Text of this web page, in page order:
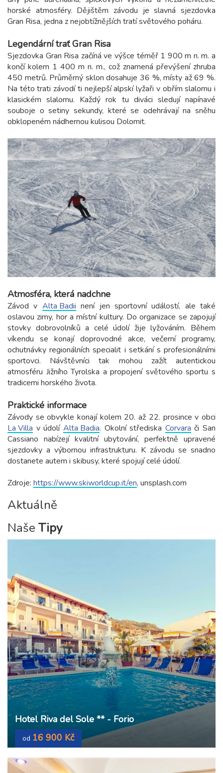
horské atmosféry. Dějištěm závodu je slavná sjezdovka
Gran Risa, jedna z nejobtížnějších tratí světového poháru.
Legendární trať Gran Risa
Sjezdovka Gran Risa začíná ve výšce téměř 1 900 m n. m. a
končí kolem 1 400 m n. m., což znamená převýšení zhruba
450 metrů. Průměrný sklon dosahuje 36 %, místy až 69 %.
Na této trati závodí ti nejlepší alpskí lyžaři v obřím slalomu i
klasickém slalomu. Každý rok tu diváci sledují napínavé
souboje o setiny sekundy, které se odehrávají na sněhu
obklopeném nádhernou kulisou Dolomit.
Atmosféra, která nadchne
Závod v Alta Badii není jen sportovní událostí, ale také
oslavou zimy, hor a místní kultury. Do organizace se zapojují
stovky dobrovolníků a celé údolí žije lyžováním. Během
víkendu se konají doprovodné akce, večerní programy,
ochutnávky regionálních specialit i setkání s profesionálními
sportovci. Návštěvníci tak mohou zažít autentickou
atmosféru Jižního Tyrolska a propojení světového sportu s
tradicemi horského života.
Praktické informace
Závody se obvykle konají kolem 20. až 22. prosince v obci
La Villa v údolí Alta Badia. Okolní střediska Corvara či San
Cassiano nabízejí kvalitní ubytování, perfektně upravené
sjezdovky a výbornou infrastrukturu. K závodu se snadno
dostanete autem i skibusy, které spojují celé údolí.
Zdroje: https://www.skiworldcup.it/en, unsplash.com
Aktuálně
Naše Tipy
Hotel Riva del Sole ** - Forio
od 16 900 Kč